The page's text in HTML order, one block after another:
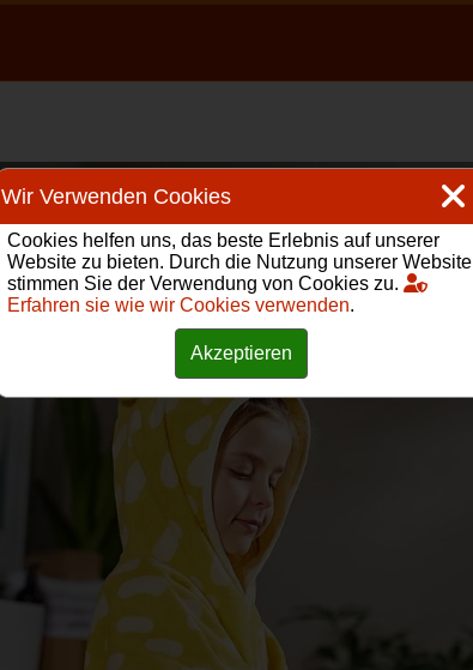
Wir Verwenden Cookies
Cookies helfen uns, das beste Erlebnis auf unserer
Website zu bieten. Durch die Nutzung unserer Website
stimmen Sie der Verwendung von Cookies zu.
Erfahren sie wie wir Cookies verwenden.
Akzeptieren